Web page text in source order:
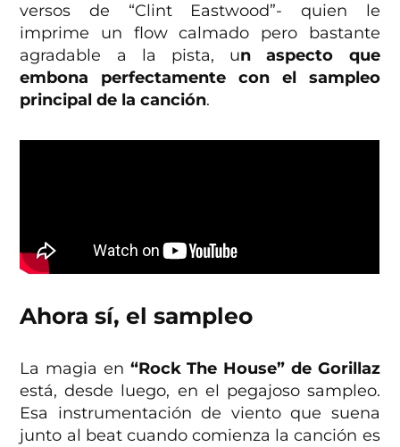
versos de “Clint Eastwood”- quien le
imprime un flow calmado pero bastante
agradable a la pista, un aspecto que
embona perfectamente con el sampleo
principal de la canción.
Ahora sí, el sampleo
La magia en “Rock The House” de Gorillaz
está, desde luego, en el pegajoso sampleo.
Esa instrumentación de viento que suena
junto al beat cuando comienza la canción es